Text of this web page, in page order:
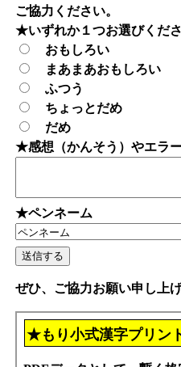
ご協力ください。
★いずれか１つお選びくださ
おもしろい
まあまあおもしろい
ふつう
ちょっとだめ
だめ
★感想（かんそう）やエラ
★ペンネーム
ぜひ、ご協力お願い申し上げ